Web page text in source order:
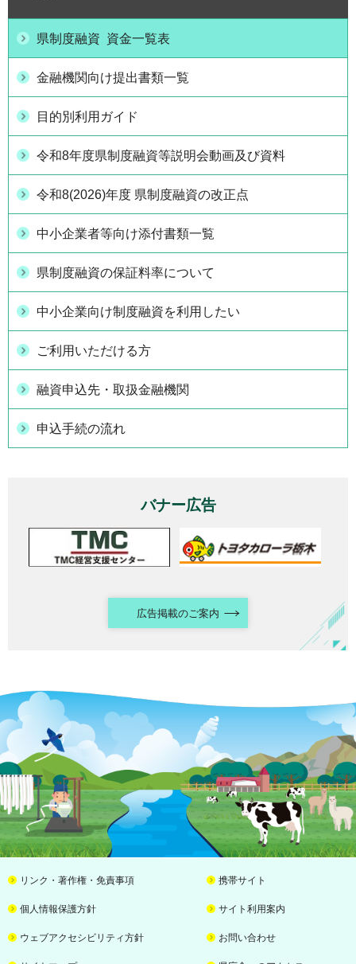
県制度融資 資金一覧表
金融機関向け提出書類一覧
目的別利用ガイド
令和8年度県制度融資等説明会動画及び資料
令和8(2026)年度 県制度融資の改正点
中小企業者等向け添付書類一覧
県制度融資の保証料率について
中小企業向け制度融資を利用したい
ご利用いただける方
融資申込先・取扱金融機関
申込手続の流れ
バナー広告
広告掲載のご案内
リンク・著作権・免責事項 携帯サイト
個人情報保護方針 サイト利用案内
ウェブアクセシビリティ方針 お問い合わせ